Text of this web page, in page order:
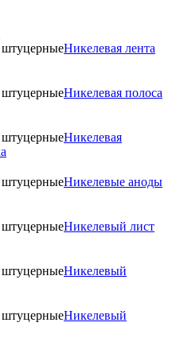
Никелевая лента
Никелевая полоса
Никелевая
Никелевые аноды
Никелевый лист
Никелевый
Никелевый